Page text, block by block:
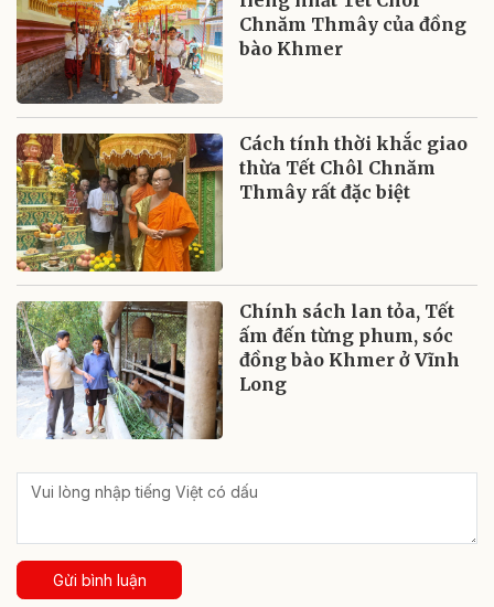
Chnăm Thmây của đồng
bào Khmer
Cách tính thời khắc giao
thừa Tết Chôl Chnăm
Thmây rất đặc biệt
Chính sách lan tỏa, Tết
ấm đến từng phum, sóc
đồng bào Khmer ở Vĩnh
Long
Gửi bình luận